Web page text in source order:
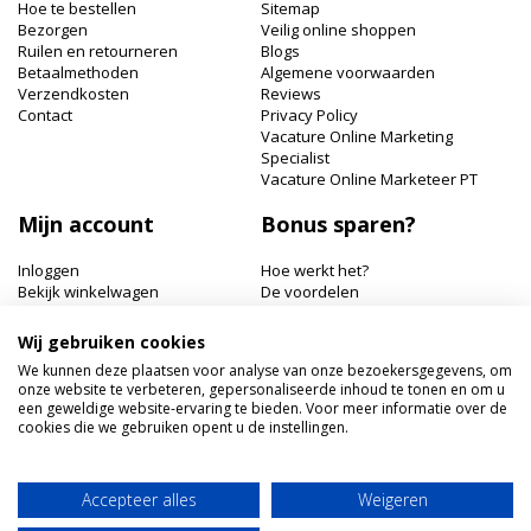
Hoe te bestellen
Bezorgen
Ruilen en retourneren
Betaalmethoden
Verzendkosten
Contact
Sitemap
Veilig online shoppen
Blogs
Algemene voorwaarden
Reviews
Privacy Policy
Vacature Online Marketing
Specialist
Vacature Online Marketeer PT
Mijn account
Inloggen
Bekijk winkelwagen
Bonus sparen?
Hoe werkt het?
De voordelen
Hairworldshop.nl
Havik 41, 3811 EX Amersfoort
+31 033 462 41 40
BTW NL: NL001956496B19
IBAN: NL59INGB0005905773
Wij gebruiken cookies
We kunnen deze plaatsen voor analyse van onze bezoekersgegevens, om
onze website te verbeteren, gepersonaliseerde inhoud te tonen en om u
een geweldige website-ervaring te bieden. Voor meer informatie over de
cookies die we gebruiken opent u de instellingen.
Accepteer alles Weigeren